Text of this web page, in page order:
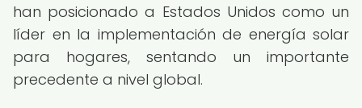
han posicionado a Estados Unidos como un
líder en la implementación de energía solar
para hogares, sentando un importante
precedente a nivel global.